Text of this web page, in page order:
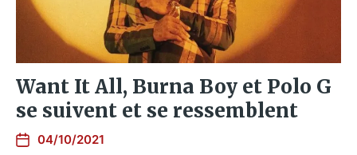
Want It All, Burna Boy et Polo G
se suivent et se ressemblent
04/10/2021